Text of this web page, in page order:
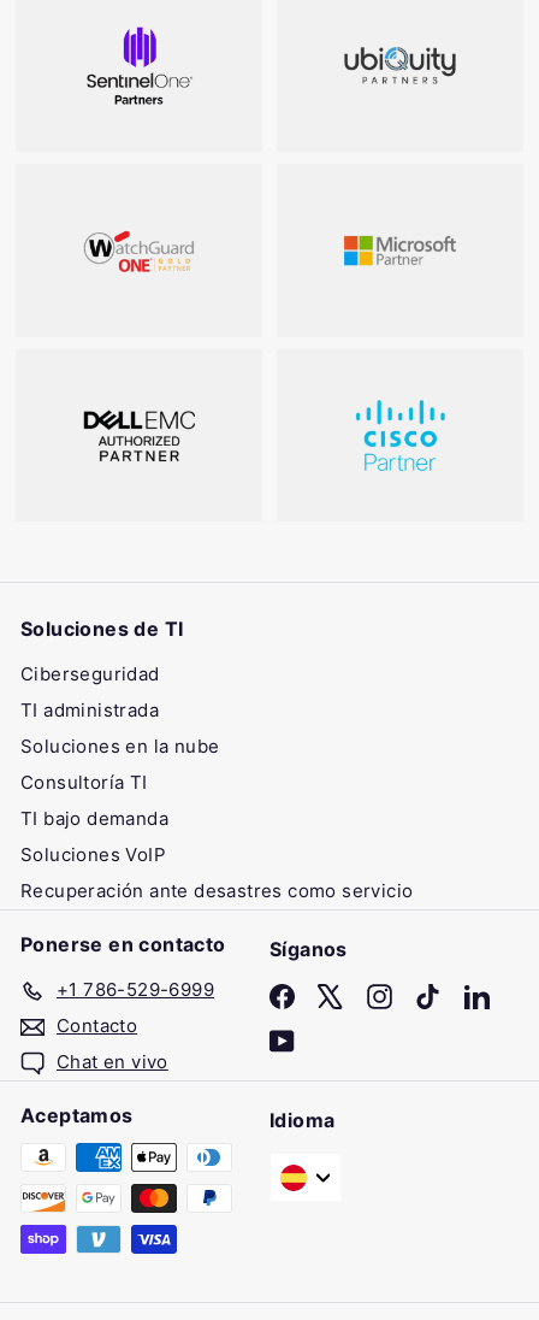
Soluciones de TI
Ciberseguridad
TI administrada
Soluciones en la nube
Consultoría TI
TI bajo demanda
Soluciones VoIP
Recuperación ante desastres como servicio
Ponerse en contacto
+1 786-529-6999
Contacto
Chat en vivo
Síganos
Facebook Instagram
TikTok
YouTube
Aceptamos Idioma